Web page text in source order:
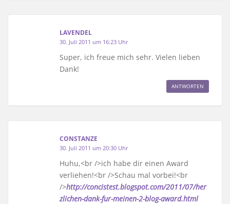
LAVENDEL
30. Juli 2011 um 16:23 Uhr
Super, ich freue mich sehr. Vielen lieben
Dank!
ANTWORTEN
CONSTANZE
30. Juli 2011 um 20:30 Uhr
Huhu,<br />ich habe dir einen Award
verliehen!<br />Schau mal vorbei!<br
/>http://concistest.blogspot.com/2011/07/her
zlichen-dank-fur-meinen-2-blog-award.html